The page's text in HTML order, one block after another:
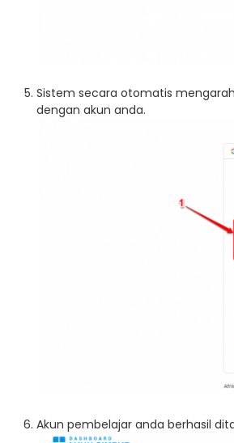
Sistem secara otomatis
dengan akun anda.
Akun pembelajar anda berhasil